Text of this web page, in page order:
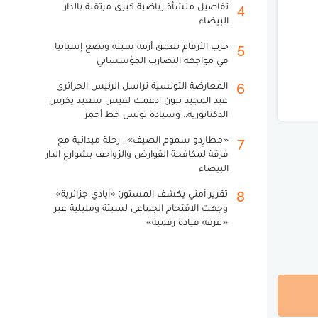
4
تفاصيل منشأة رياضية كبرى مرتقبة بالدار
البيضاء
5
حرب الأرقام تعمق أزمة سبتة وتضع إسبانيا
في مواجهة التضارب المؤسساتي
6
المعارضة التونسية تراسل الرئيس الجزائري
عبد المجيد تبون: دعمك لقيس سعيد يكرس
الدكتاتورية.. وسيادة تونس خط أحمر
7
«مطارِدو سموم الصيف».. رحلة ميدانية مع
فرقة لمكافحة القوارض والزواحف بشوارع الدار
البيضاء
8
تقرير أمني يكشف المستور: «أيادي جزائرية»
وجهت الاقتحام الجماعي لسبتة ومليلية عبر
«غرفة قيادة رقمية»